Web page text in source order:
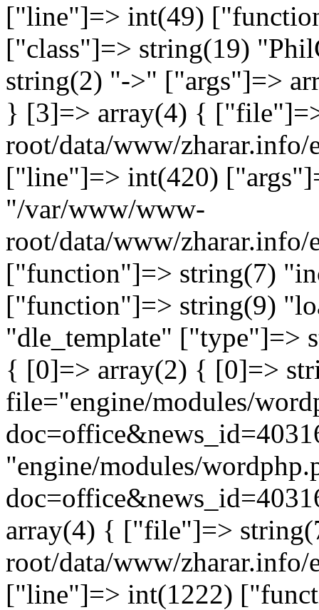
["line"]=> int(49)
["class"]=> string(19)
string(2) "->" ["args"]=>
} [3]=> array(4) {
root/data/www/zharar.info/
["line"]=> int(420)
"/var/www/www-
root/data/www/
["function"]=> string(7)
["function"]=> string(9)
"dle_template" ["type"]=>
{ [0]=> array(2) { [0]=>
file="engine/modules/
"engine/modules/
array(4) { ["file"]=>
root/data/www/zharar.info/
["line"]=> int(1222)